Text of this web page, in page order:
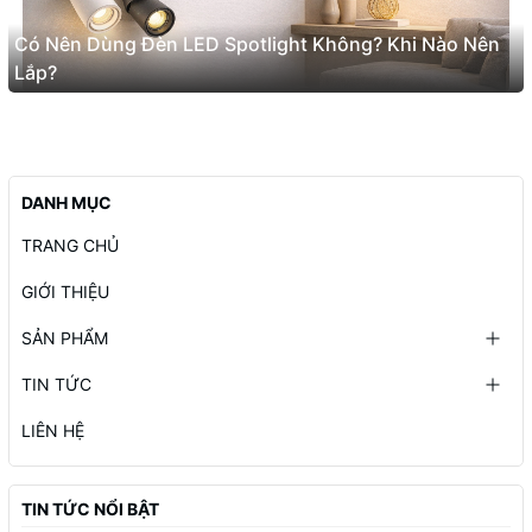
Có Nên Dùng Đèn LED Spotlight Không? Khi Nào Nên
Lắp?
DANH MỤC
TRANG CHỦ
GIỚI THIỆU
SẢN PHẨM
TIN TỨC
LIÊN HỆ
TIN TỨC NỔI BẬT